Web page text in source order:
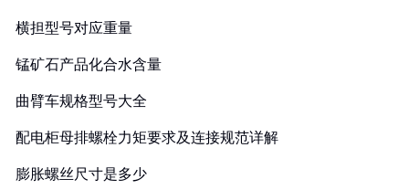
横担型号对应重量
锰矿石产品化合水含量
曲臂车规格型号大全
配电柜母排螺栓力矩要求及连接规范详解
膨胀螺丝尺寸是多少